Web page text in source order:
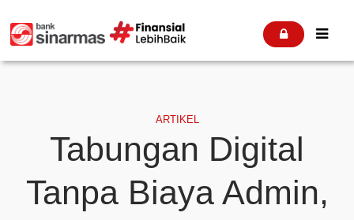
 
ARTIKEL
Tabungan Digital
Tanpa Biaya Admin,